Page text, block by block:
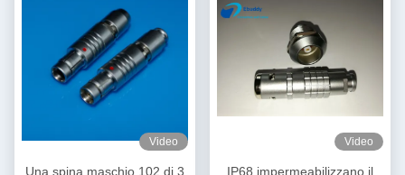
Video
Una spina maschio 102 di 3
Video
IP68 impermeabilizzano il